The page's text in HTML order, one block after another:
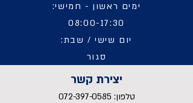
ימים ראשון - חמישי:
08:00-17:30
יום שישי / שבת:
סגור
יצירת קשר
טלפון: 072-397-0585